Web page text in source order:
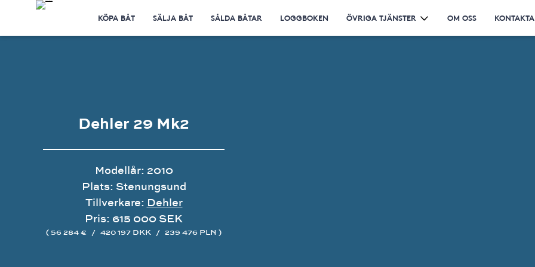
KÖPA BÅT SÄLJA BÅT SÅLDA BÅTAR LOGGBOKEN ÖVRIGA TJÄNSTER OM OSS
Dehler 29 Mk2
Modellår: 2010
Plats: Stenungsund
Tillverkare: Dehler
Pris: 615 000 SEK
( 56 284 € / 420 197 DKK / 239 476 PLN )